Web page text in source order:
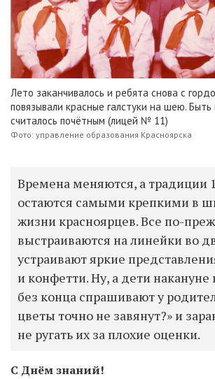
Лето заканчивалось и ребята снова с
повязывали красные галстуки на шею.
считалось почётным (лицей № 11)
Фото: управление образования Красноярска
Времена меняются, а традиции
остаются самыми крепкими в
жизни красноярцев. Все по-
выстраиваются на линейки во
устраивают яркие
и конфетти. Ну, а дети накануне
без конца спрашивают у
цветы точно не завянут?» и
не ругать их за плохие оценки.
С Днём знаний!